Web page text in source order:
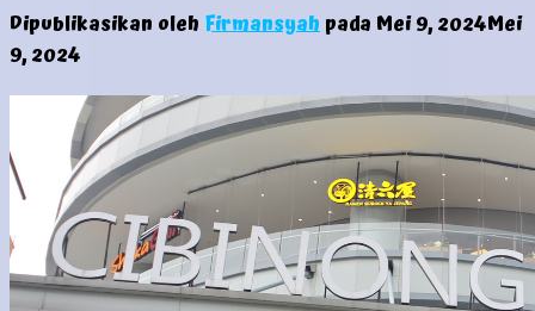
Dipublikasikan oleh Firmansyahpada Mei 9, 2024Mei
9, 2024